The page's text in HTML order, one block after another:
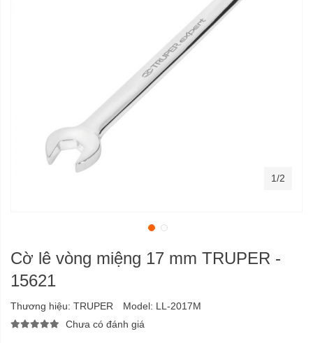
Cờ lê vòng miệng 17 mm TRUPER -
15621
Thương hiệu: TRUPER Model: LL-2017M
Chưa có đánh giá
1/2